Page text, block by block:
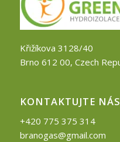
Křižíkova 3128/40
Brno 612 00, Czech
KONTAKTUJTE NÁS
+420 775 375 314
branogas@gmail.com